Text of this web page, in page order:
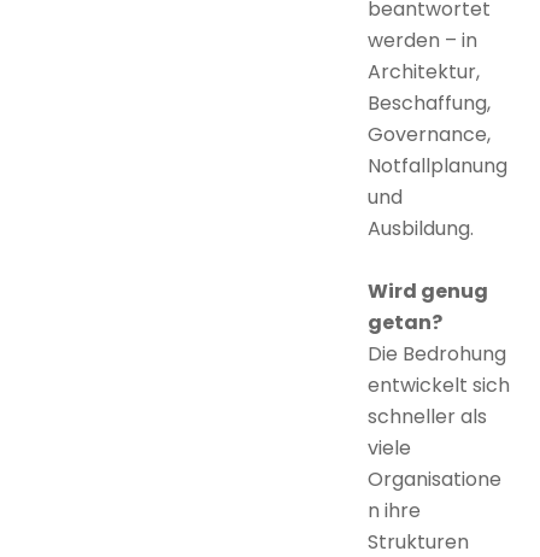
beantwortet
werden – in
Architektur,
Beschaffung,
Governance,
Notfallplanung
und
Ausbildung.
Wird genug
getan?
Die Bedrohung
entwickelt sich
schneller als
viele
Organisatione
n ihre
Strukturen